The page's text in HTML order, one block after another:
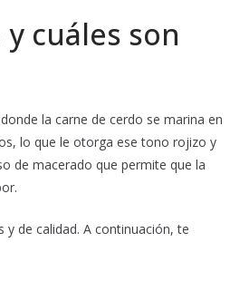
cuáles son
la carne de cerdo se marina en
lo que le otorga ese tono rojizo y
de macerado que permite que la
de calidad. A continuación, te